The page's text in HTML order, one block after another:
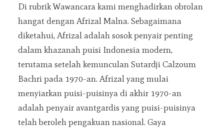
Di rubrik Wawancara kami menghadirkan obrolan
hangat dengan Afrizal Malna. Sebagaimana
diketahui, Afrizal adalah sosok penyair penting
dalam khazanah puisi Indonesia modern,
terutama setelah kemunculan Sutardji Calzoum
Bachri pada 1970-an. Afrizal yang mulai
menyiarkan puisi-puisinya di akhir 1970-an
adalah penyair avantgardis yang puisi-puisinya
telah beroleh pengakuan nasional. Gaya